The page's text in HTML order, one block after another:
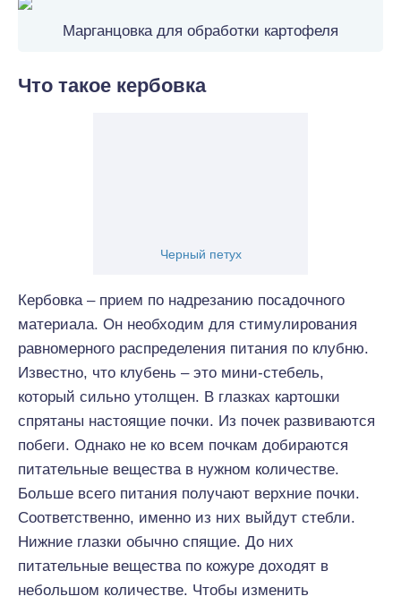
Марганцовка для обработки картофеля
Что такое кербовка
Черный петух
Кербовка – прием по надрезанию посадочного
материала. Он необходим для стимулирования
равномерного распределения питания по клубню.
Известно, что клубень – это мини-стебель,
который сильно утолщен. В глазках картошки
спрятаны настоящие почки. Из почек развиваются
побеги. Однако не ко всем почкам добираются
питательные вещества в нужном количестве.
Больше всего питания получают верхние почки.
Соответственно, именно из них выйдут стебли.
Нижние глазки обычно спящие. До них
питательные вещества по кожуре доходят в
небольшом количестве. Чтобы изменить